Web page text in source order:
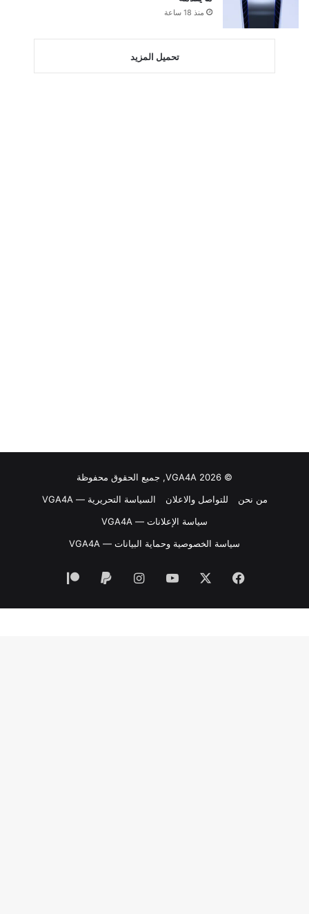
منذ 18 ساعة
تحميل المزيد
© VGA4A 2026, جميع الحقوق محفوظة
من نحن
للتواصل والاعلان
السياسة التحريرية — VGA4A
سياسة الإعلانات — VGA4A
سياسة الخصوصية وحماية البيانات — VGA4A
فيسبوك ‫YouTubeانستقرام
‏Paypal
‫Patreon